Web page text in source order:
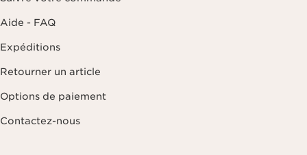
Aide - FAQ
Expéditions
Retourner un article
Options de paiement
Contactez-nous